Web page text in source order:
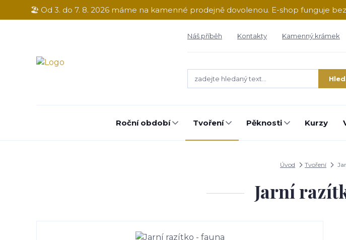
🏖️ Od 3. do 7. 8. 2026 máme na kamenné prodejně dovolenou. E-shop funguje
Náš příběh Kontakty Kamenný krámek
Roční období Tvoření Pěknosti Kurzy
Úvod Tvoření
Jarní